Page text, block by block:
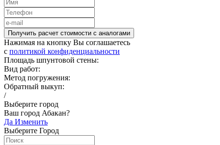
Получить расчет стоимости c аналогами
Нажимая на кнопку Вы соглашаетесь
c политикой конфиденциальности
Площадь шпунтовой стены:
Вид работ:
Метод погружения:
Обратный выкуп:
/
Выберите город
Ваш город Абакан?
Да Изменить
Выберите Город